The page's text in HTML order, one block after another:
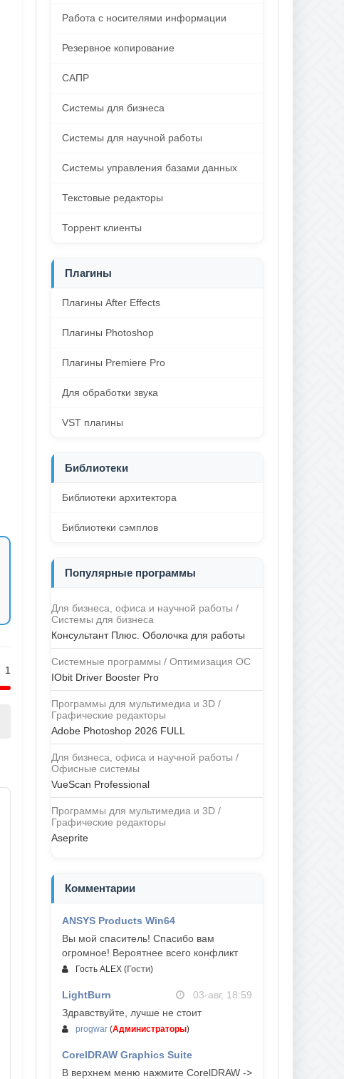
1
Работа с носителями информации
Резервное копирование
САПР
Системы для бизнеса
Системы для научной работы
Системы управления базами данных
Текстовые редакторы
Торрент клиенты
Плагины
Плагины After Effects
Плагины Photoshop
Плагины Premiere Pro
Для обработки звука
VST плагины
Библиотеки
Библиотеки архитектора
Библиотеки сэмплов
Популярные программы
Для бизнеса, офиса и научной работы /
Системы для бизнеса
Консультант Плюс. Оболочка для работы
Системные программы / Оптимизация ОС
IObit Driver Booster Pro
Программы для мультимедиа и 3D /
Графические редакторы
Adobe Photoshop 2026 FULL
Для бизнеса, офиса и научной работы /
Офисные системы
VueScan Professional
Программы для мультимедиа и 3D /
Графические редакторы
Aseprite
Комментарии
ANSYS Products Win64
Вы мой спаситель! Спасибо вам
огромное! Вероятнее всего конфликт
Гость ALEX (Гости)
LightBurn
03-авг, 18:59
Здравствуйте, лучше не стоит
progwar (Администраторы)
CorelDRAW Graphics Suite
03-авг, 18:58
В верхнем меню нажмите CorelDRAW ->